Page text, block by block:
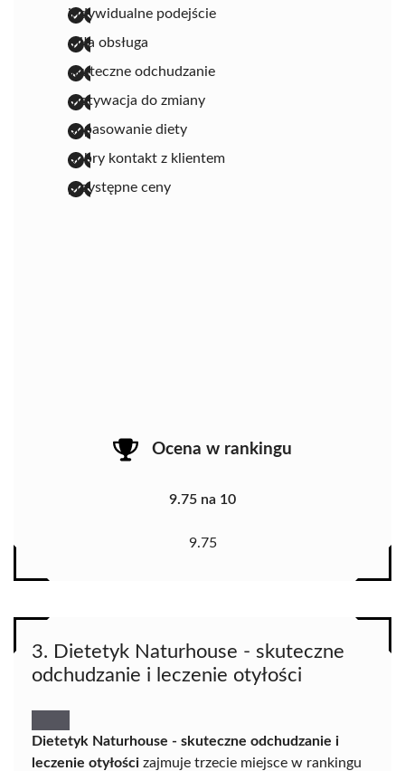
indywidualne podejście
miła obsługa
skuteczne odchudzanie
motywacja do zmiany
dopasowanie diety
dobry kontakt z klientem
przystępne ceny
Ocena w rankingu
9.75 na 10
9.75
3. Dietetyk Naturhouse - skuteczne
odchudzanie i leczenie otyłości
Dietetyk Naturhouse - skuteczne odchudzanie i
leczenie otyłości zajmuje trzecie miejsce w rankingu